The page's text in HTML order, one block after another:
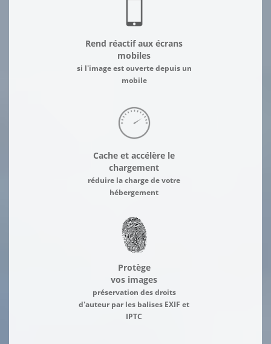
Rend réactif aux écrans
mobiles
si l'image est ouverte depuis un
mobile
Cache et accélère le
chargement
réduire la charge de votre
hébergement
Protège
vos images
préservation des droits
d'auteur par les balises EXIF et
IPTC